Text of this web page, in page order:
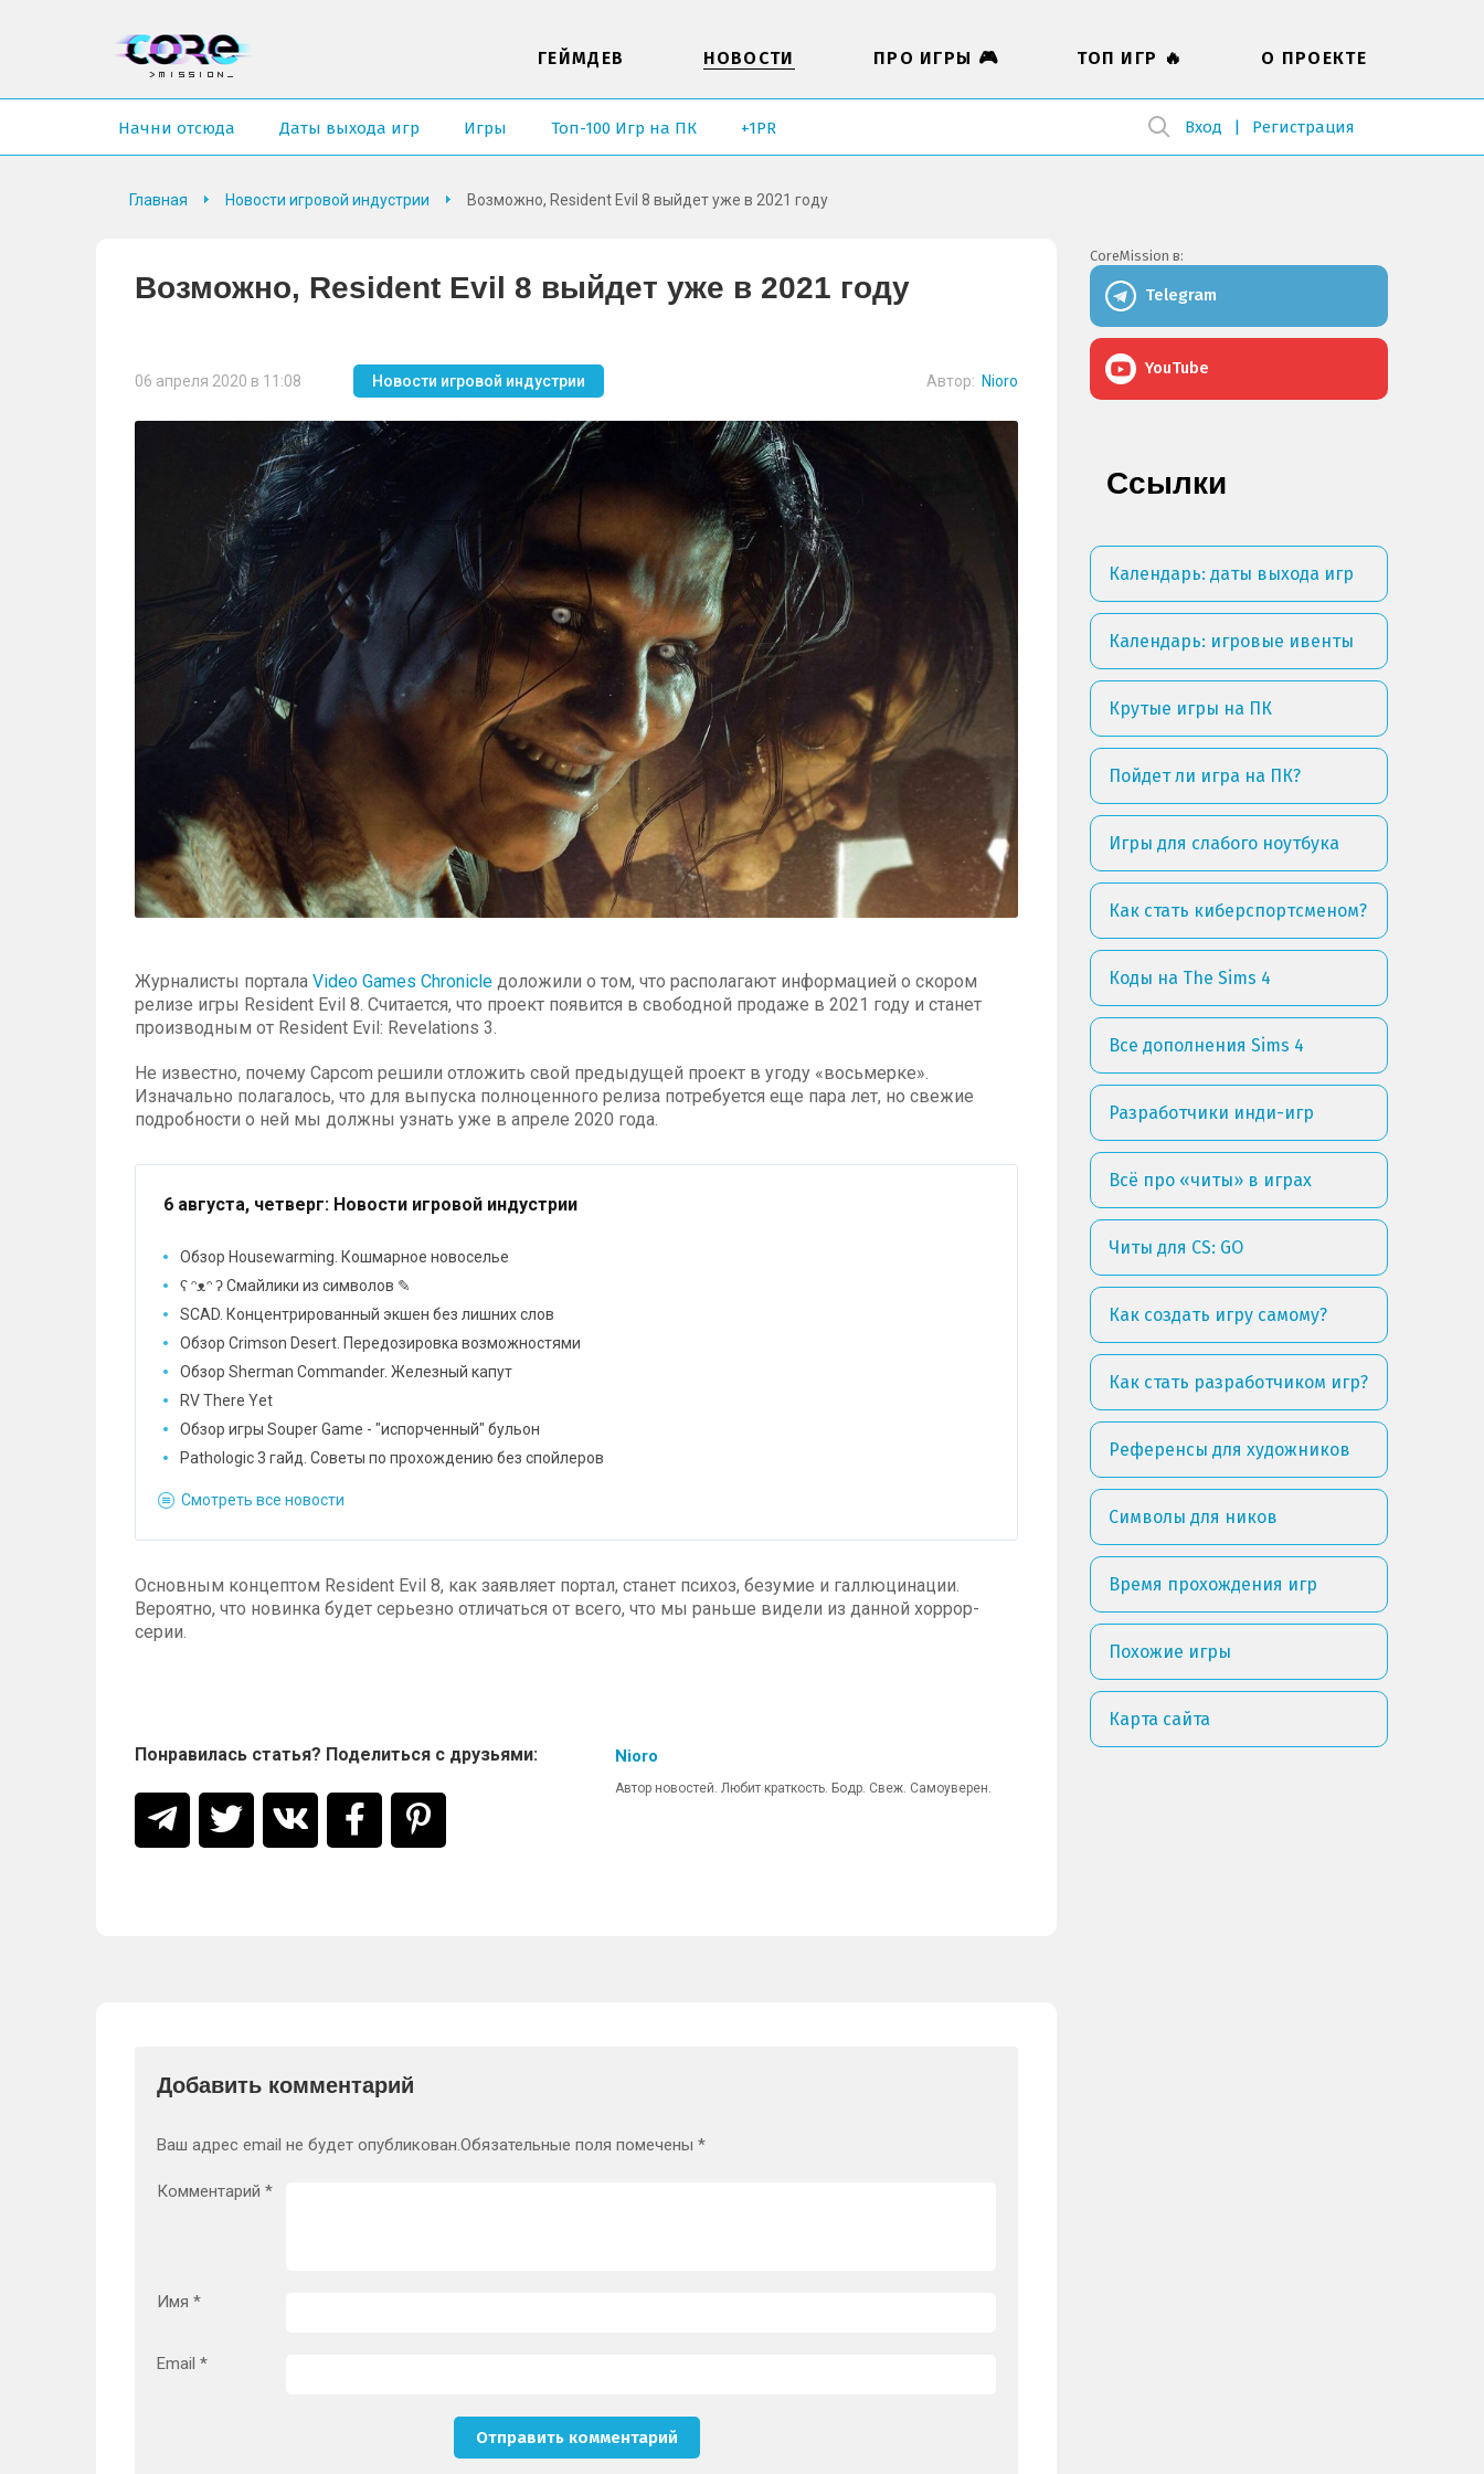
Вход Регистрация
ГЕЙМДЕВ НОВОСТИ ПРО ИГРЫ 🎮 ТОП ИГР 🔥 О ПРОЕКТЕ
Начни отсюда Даты выхода игр Игры Топ-100 Игр на ПК +1PR
Главная Новости игровой индустрии Возможно, Resident Evil 8 выйдет уже в 2021 году
Возможно, Resident Evil 8 выйдет уже в 2021 году
06 апреля 2020 в 11:08 Новости игровой индустрии Автор: Nioro
Журналисты портала Video Games Chronicle доложили о том, что располагают информацией о скором
релизе игры Resident Evil 8. Считается, что проект появится в свободной продаже в 2021 году и станет
производным от Resident Evil: Revelations 3.
Не известно, почему Capcom решили отложить свой предыдущей проект в угоду «восьмерке».
Изначально полагалось, что для выпуска полноценного релиза потребуется еще пара лет, но свежие
подробности о ней мы должны узнать уже в апреле 2020 года.
6 августа, четверг: Новости игровой индустрии
Обзор Housewarming. Кошмарное новоселье
ʕ ᵔᴥᵔ ʔ Смайлики из символов ✎
SCAD. Концентрированный экшен без лишних слов
Обзор Crimson Desert. Передозировка возможностями
Обзор Sherman Commander. Железный капут
RV There Yet
Обзор игры Souper Game - "испорченный" бульон
Pathologic 3 гайд. Советы по прохождению без спойлеров
Смотреть все новости
Основным концептом Resident Evil 8, как заявляет портал, станет психоз, безумие и галлюцинации.
Вероятно, что новинка будет серьезно отличаться от всего, что мы раньше видели из данной хоррор-
серии.
Понравилась статья? Поделиться с друзьями: Nioro
Автор новостей. Любит краткость. Бодр. Свеж. Самоуверен.
Добавить комментарий
Ваш адрес email не будет опубликован.Обязательные поля помечены *
Комментарий *
Имя *
Email *
CoreMission в:
Telegram
YouTube
Ссылки
Календарь: даты выхода игр
Календарь: игровые ивенты
Крутые игры на ПК
Пойдет ли игра на ПК?
Игры для слабого ноутбука
Как стать киберспортсменом?
Коды на The Sims 4
Все дополнения Sims 4
Разработчики инди-игр
Всё про «читы» в играх
Читы для CS: GO
Как создать игру самому?
Как стать разработчиком игр?
Референсы для художников
Символы для ников
Время прохождения игр
Похожие игры
Карта сайта